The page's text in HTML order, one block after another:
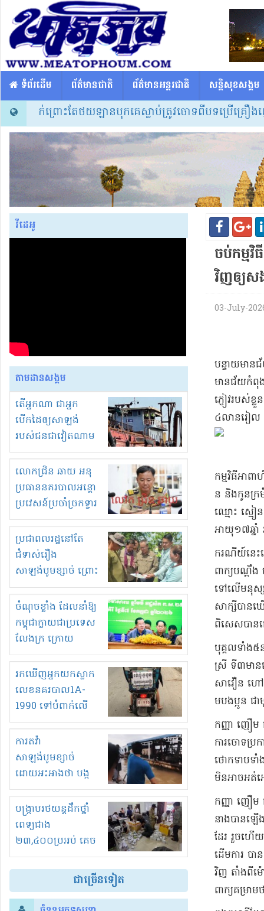
​​ ទំព័រដើម ព័ត៌មានជាតិ ព័ត៌មានអន្តរជាតិ សន្តិសុខសង្គម
ម្នាក់ព្រោះតែថយឡានបុកគេស្លាប់ត្រូវចោទពីបទប្រើគ្រឿងញៀន
វីដេអូ
តាមដានសង្គម
តើអ្នកណា ជាអ្នក
បើកដៃឲ្យសាឡង់
របស់ជនជាវៀតណាម
ចូល មកខុស
ច្បាប់លួចបូមខ្សាច់នៅ
ក្នុងប្រទេសកម្ពុជា
លោកជ្រិន ឆាយ អនុ
ប្រធាននគរបាលអន្តោ
ប្រវេសន៍ប្រចាំច្រកទ្វារ
ព្រំដែនភ្នំឌិន និងឈ្មួញ
មួយចំនួនទៀត
កំពង់តែគុបគិតគ្នា
ធ្វើសកម្មភាពរកស៊ីនិង
ស្តុកទំនិញគេចពន្ធ?
ប្រជាពលរដ្ឋនៅតែ
ជំទាស់រឿង
សាឡង់បូមខ្សាច់ ព្រោះ
ខ្លាចបាក់ច្រាំងទៀត!
ចំណុចខ្លាំង ដែលនាំឱ្យ
កម្ពុជាក្លាយជាប្រទេស
លែងក្រ ក្រោយ
ឆ្នាំ២០៣០
រកឃើញអ្នកយកស្លាក
លេខនគរបាល1A-
1990 ទៅបំពាក់លើ
ម៉ូតូរបស់ខ្លួន ដាកផ្លាក
រត់ឌុបហើយ
ការតវ៉ា
សាឡង់បូមខ្សាច់
ដោយអះអាងថា បង្ក
បាក់ច្រាំងទន្លេ និង
រំខានទាំងយប់ទាំងថ្ងៃ
បង្ក្រាបរថយន្តដឹកថ្នាំ
ពេទ្យជាង
២៣,៤០០ប្រអប់ គេច
ពន្ធនិងអត់ច្បាប់នាំ
ចូល!?
ជាច្រើនទៀត
ចប់​កម្ម
វិញ​ឲ្យ​សង​
03-July-
បន្ទាយមាន
មានជ័យ​កំពុ
ភ្ញៀវ​របស់ខ្
៤​លាន​រៀល
កម្មវិធី​អា
ន និង​កូនក្រ
ឈ្មោះ ស្មៀ
អាយុ​១៧​ឆ្ន
ករណី​យ៍​នេះ​
ពាក្យ​បណ្តឹង
ទៅលើ​មនុស្
សាក្សី​បានឃ
ពិសេស​បានធ្
បុគ្គល​ទាំង​
ស្រី ទី​៣​មាន
សាវឿន ហៅ​
ម​បងប្អូន ជ
កញ្ញា ញឿ​ម
ការចោទប្រ
ថោកទាប​ទាំ
មិនអាច​អត់
កញ្ញា ញឿ​ម
នាង​បាន​ឡើ
ដែរ រួចហើយ​
ដើមការ ប
វិញ តាំងពី​
ពាក្យ​គម្រ